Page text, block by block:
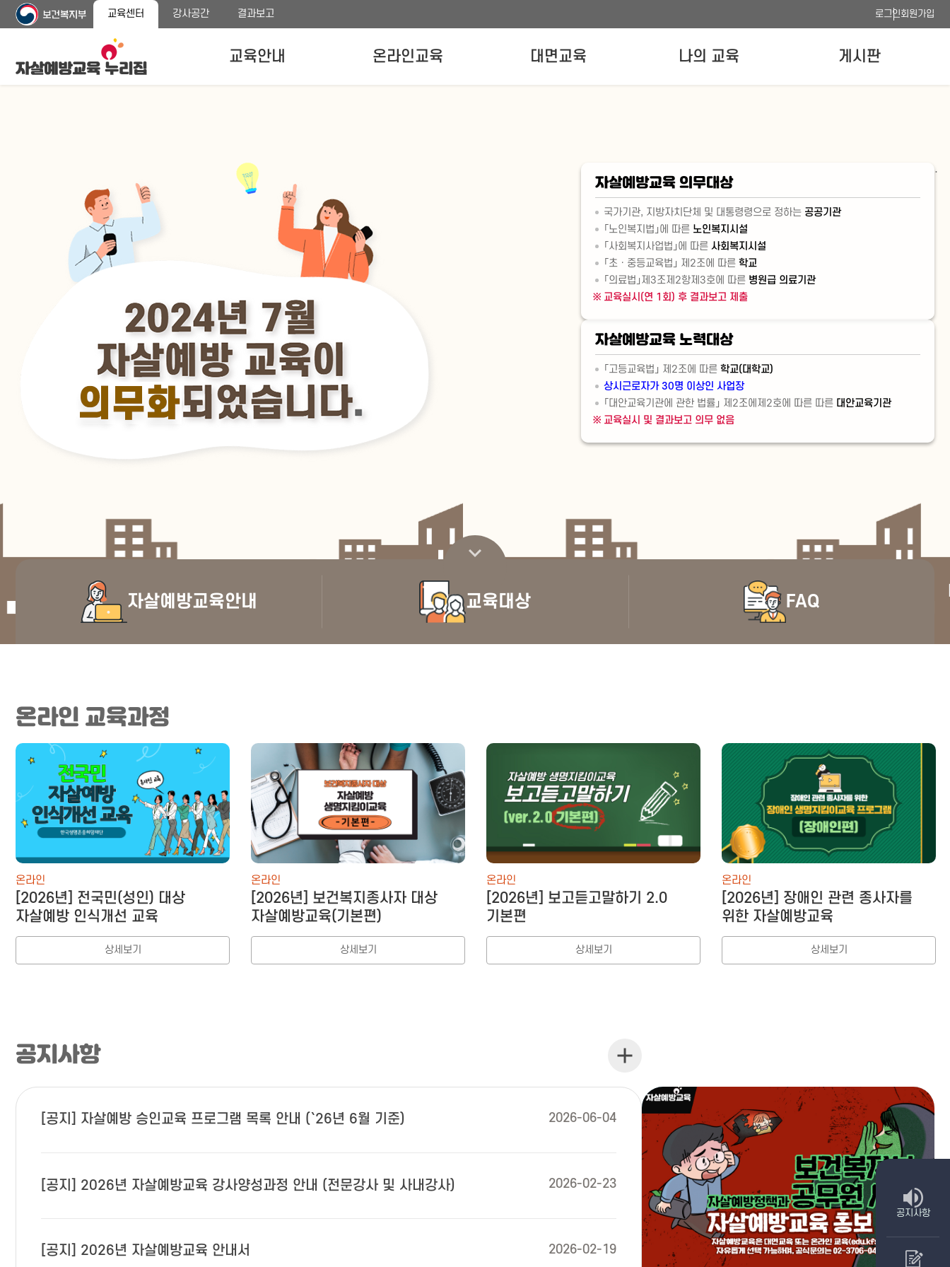
뉴
기
바
교육센터 강사공간 결과보고 로그인회원가입
교육안내
프로그램 종류
온라인교육 대면교육 나의 교육 게시판
웹접근성 품질인증
공지사항
자살예방교육 의무대상
국가기관, 지방자치단체 및 대통령령으로 정하는 공공기관
「노인복지법」에 따른 노인복지시설
「사회복지사업법」에 따른 사회복지시설
「초ㆍ중등교육법」 제2조에 따른 학교
「의료법」제3조제2항제3호에 따른 병원급 의료기관
교육실시(연 1회) 후 결과보고 제출
자살예방교육 노력대상
「고등교육법」 제2조에 따른 학교(대학교)
상시근로자가 30명 이상인 사업장
「대안교육기관에 관한 법률」 제2조에제2호에 따른 따른 대안교육기관
교육실시 및 결과보고 의무 없음
.
스크롤 내리기
자살예방교육안내 교육대상 FAQ
온라인 교육과정
온라인
[2026년] 전국민(성인) 대상
자살예방 인식개선 교육
상세보기
온라인
[2026년] 보건복지종사자 대상
자살예방교육(기본편)
상세보기
온라인
[2026년] 보고듣고말하기 2.0
기본편
상세보기
온라인
[2026년] 장애인 관련 종사자를
위한 자살예방교육
상세보기
공지사항
[공지] 자살예방 승인교육 프로그램 목록 안내 (`26년 6월 기준) 2026-06-04
[공지] 2026년 자살예방교육 강사양성과정 안내 (전문강사 및 사내강사) 2026-02-23
[공지] 2026년 자살예방교육 안내서 2026-02-19